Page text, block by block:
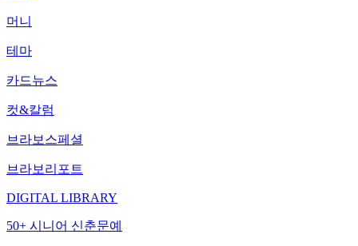
머니
테마
카드뉴스
컷&칼럼
브라보스페셜
브라보리포트
DIGITAL LIBRARY
50+ 시니어 신춘문예